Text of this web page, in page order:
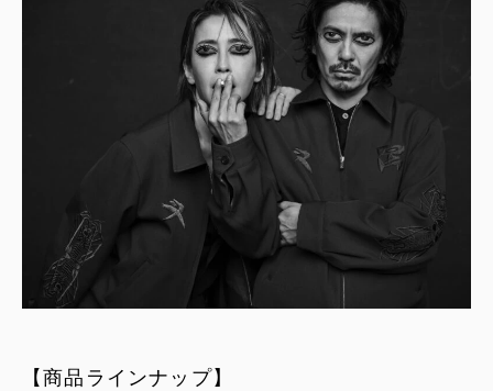
【商品ラインナップ】